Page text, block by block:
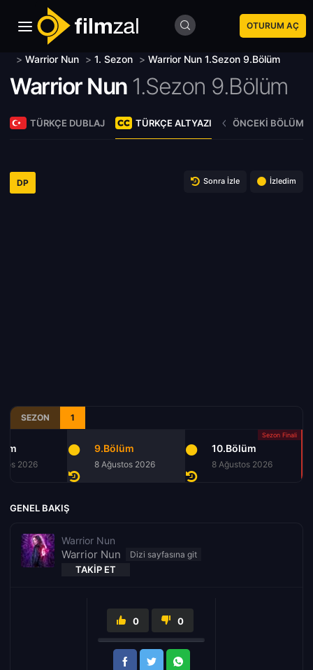
OTURUM AÇ
> Warrior Nun > 1. Sezon > Warrior Nun 1.Sezon 9.Bölüm
Warrior Nun 1.Sezon 9.Bölüm
TÜRKÇE DUBLAJ TÜRKÇE ALTYAZI ÖNCEKI BÖLÜM
DP Sonra İzle İzledim
SEZON 1
2026
9.Bölüm
8 Ağustos 2026
10.Bölüm
8 Ağustos 2026
GENEL BAKIŞ
Warrior Nun
Warrior Nun
TAKIP ET
0 0